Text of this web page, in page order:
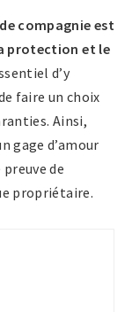
compagnie est
protection et le
d’y
faire un choix
Ainsi,
gage d’amour
de
propriétaire.